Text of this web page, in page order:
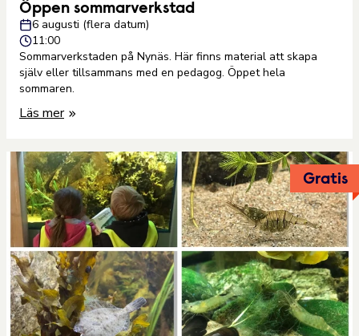
Öppen sommarverkstad
6 augusti (flera datum)
11:00
Sommarverkstaden på Nynäs. Här finns material att skapa
själv eller tillsammans med en pedagog. Öppet hela
sommaren.
Läs mer
Gratis